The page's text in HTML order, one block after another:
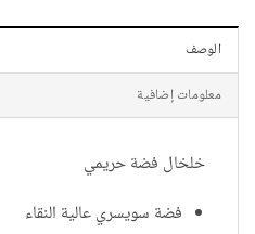
الوصف
معلومات إضافية
خلخال فضة حريمي
فضة سويسري عالية النقاء